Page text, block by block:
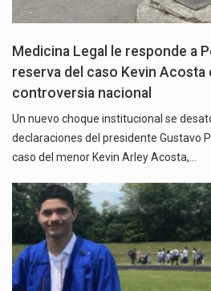
Medicina Legal le responde a
reserva del caso Kevin Acosta
controversia nacional
Un nuevo choque institucional se
declaraciones del presidente Gustavo
caso del menor Kevin Arley Acosta,…